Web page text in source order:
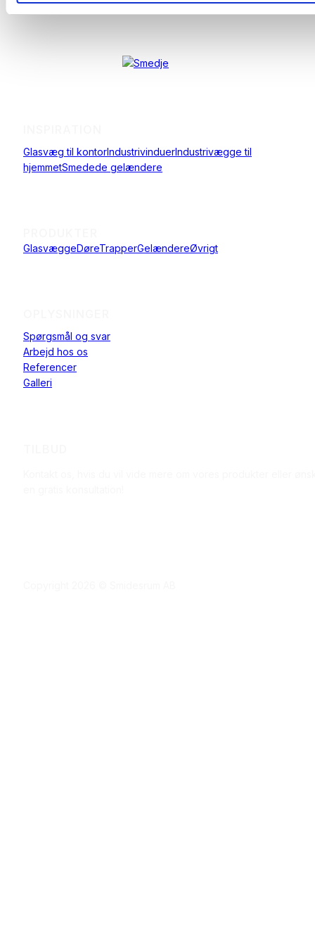
Glasvæg til kontorIndustrivinduerIndustrivægge til
hjemmetSmedede gelændere
GlasvæggeDøreTrapperGelændereØvrigt
Spørgsmål og svar
Arbejd hos os
Referencer
Galleri